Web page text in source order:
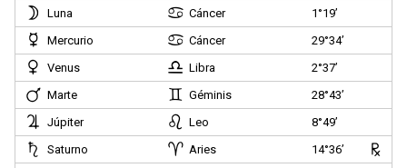
Luna
Cáncer
1°19’
Mercurio
Cáncer
29°34’
Venus
Libra
2°37’
Marte
Géminis
28°43’
Júpiter
Leo
8°49’
Saturno
Aries
14°36’